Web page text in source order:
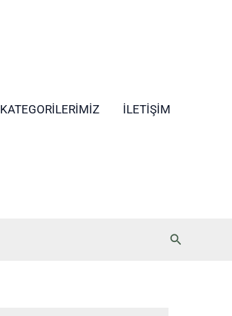
KATEGORILERIMIZ İLETIŞIM
Arama